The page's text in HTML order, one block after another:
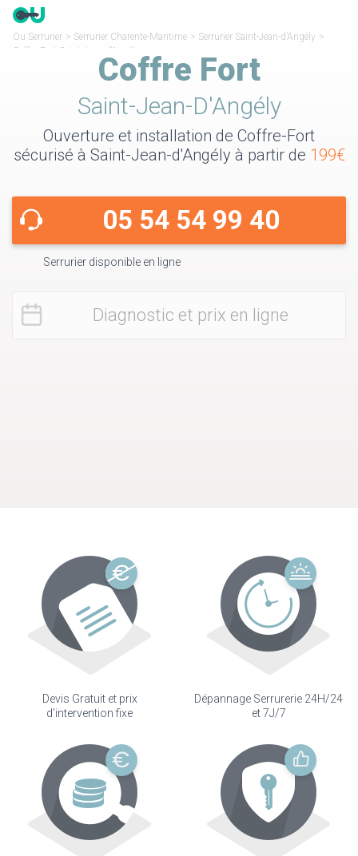
Ou Serrurier > Serrurier Charente-Maritime > Serrurier Saint-Jean-d’Angély >
Coffre Fort Saint-Jean-d’Angély
Coffre Fort
Saint-Jean-D'Angély
Ouverture et installation de Coffre-Fort
sécurisé à Saint-Jean-d'Angély à partir de 199€
05 54 54 99 40
Serrurier disponible en ligne
Diagnostic et prix en ligne
Devis Gratuit et prix
d'intervention fixe
Dépannage Serrurerie 24H/24
et 7J/7